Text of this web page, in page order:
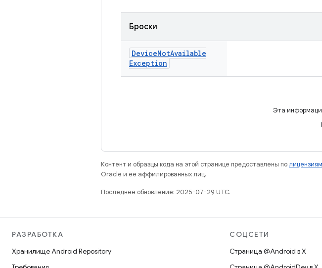
Броски
DeviceNotAvailable
Exception
Эта
Контент и образцы кода на этой странице предоставлены полицензиям
Oracle и ее аффилированных лиц.
Последнее обновление: 2025-07-29 UTC.
РАЗРАБОТКА
Хранилище Android Repository
СОЦСЕТИ
Страница @Android в X